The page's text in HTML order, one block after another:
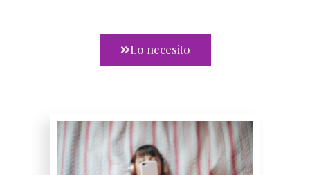
Lo necesito